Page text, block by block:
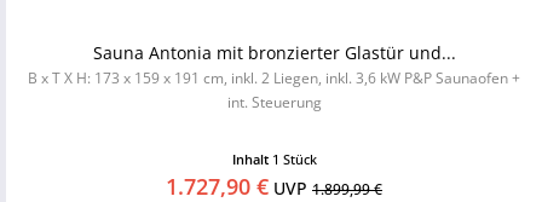
Sauna Antonia mit bronzierter Glastür und...
B x T X H: 173 x 159 x 191 cm, inkl. 2 Liegen, inkl. 3,6 kW P&P Saunaofen +
int. Steuerung
Inhalt 1 Stück
1.727,90 € UVP 1.899,99 €